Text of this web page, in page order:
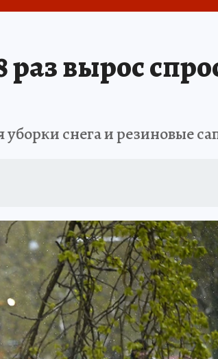
раз вырос
снега и резиновые